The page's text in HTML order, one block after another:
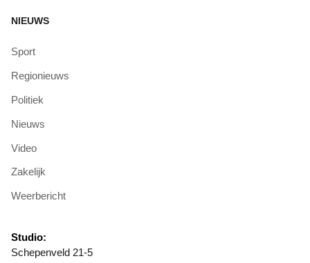
NIEUWS
Sport
Regionieuws
Politiek
Nieuws
Video
Zakelijk
Weerbericht
Studio:
Schepenveld 21-5